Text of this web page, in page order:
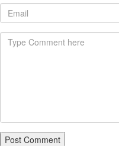
Post Comment